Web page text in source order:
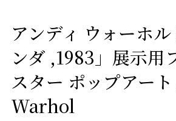
アンディ ウォーホ
ンダ ,1983」展示用
スター ポップアー
Warhol